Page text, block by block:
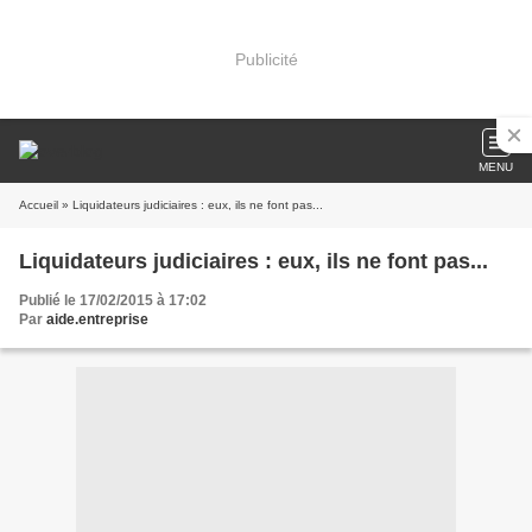
Publicité
MENU
Accueil » Liquidateurs judiciaires : eux, ils ne font pas...
Liquidateurs judiciaires : eux, ils ne font pas...
Publié le 17/02/2015 à 17:02
Par aide.entreprise